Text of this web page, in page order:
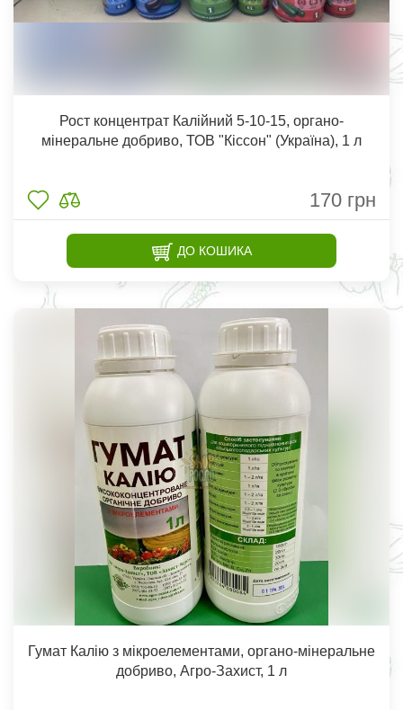
Рост концентрат Калійний 5-10-15, органо-
мінеральне добриво, ТОВ "Кіссон" (Україна), 1 л
170 грн
ДО КОШИКА
Гумат Калію з мікроелементами, органо-мінеральне
добриво, Агро-Захист, 1 л